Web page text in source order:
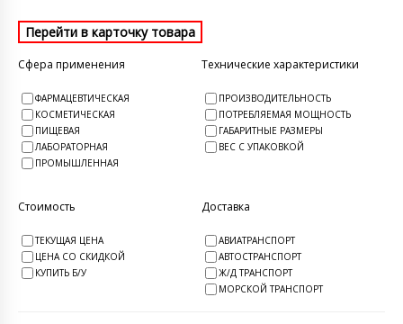
Сфера применения
ФАРМАЦЕВТИЧЕСКАЯ
КОСМЕТИЧЕСКАЯ
ПИЩЕВАЯ
ЛАБОРАТОРНАЯ
ПРОМЫШЛЕННАЯ
Технические характеристики
ПРОИЗВОДИТЕЛЬНОСТЬ
ПОТРЕБЛЯЕМАЯ МОЩНОСТЬ
ГАБАРИТНЫЕ РАЗМЕРЫ
ВЕС С УПАКОВКОЙ
Стоимость
ТЕКУЩАЯ ЦЕНА
ЦЕНА СО СКИДКОЙ
КУПИТЬ Б/У
Доставка
АВИАТРАНСПОРТ
АВТОСТРАНСПОРТ
Ж/Д ТРАНСПОРТ
МОРСКОЙ ТРАНСПОРТ